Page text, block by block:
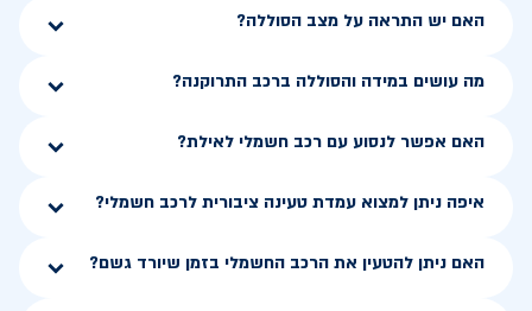
האם יש התראה על מצב הסוללה?
מה עושים במידה והסוללה ברכב התרוקנה?
האם אפשר לנסוע עם רכב חשמלי לאילת?
איפה ניתן למצוא עמדת טעינה ציבורית לרכב חשמלי?
האם ניתן להטעין את הרכב החשמלי בזמן שיורד גשם?